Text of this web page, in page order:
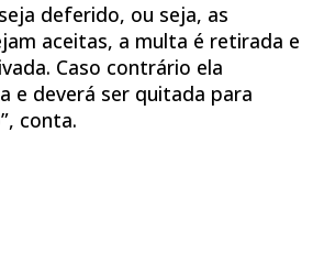
deferido, ou seja, as
aceitas, a multa é retirada e
Caso contrário ela
e deverá ser quitada para
conta.